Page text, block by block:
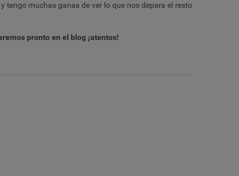
tengo muchas ganas de ver lo que nos depara el resto
pronto en el blog ¡atentos!